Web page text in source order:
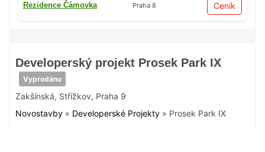
Developerský projekt Prosek Park IX
Vyprodáno
Zakšínská, Střížkov, Praha 9
Novostavby » Developerské Projekty » Prosek Park IX
Rezidence Čámovka Praha 8 Ceník